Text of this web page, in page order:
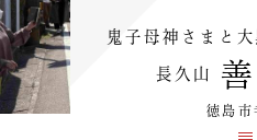
鬼子母神さまと
長久山
徳島市